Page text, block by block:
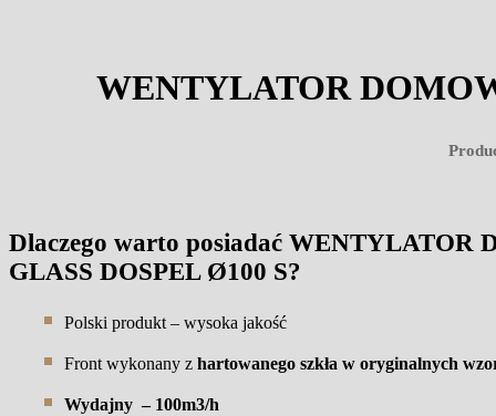
WENTYLATOR
Dlaczego warto posiadać WENTYLATOR
GLASS DOSPEL Ø100 S?
Polski produkt – wysoka jakość
Front wykonany z hartowanego szkła w oryginalnych
Wydajny – 100m3/h